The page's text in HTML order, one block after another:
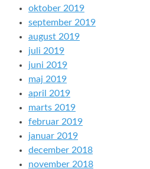
oktober 2019
september 2019
august 2019
juli 2019
juni 2019
maj 2019
april 2019
marts 2019
februar 2019
januar 2019
december 2018
november 2018